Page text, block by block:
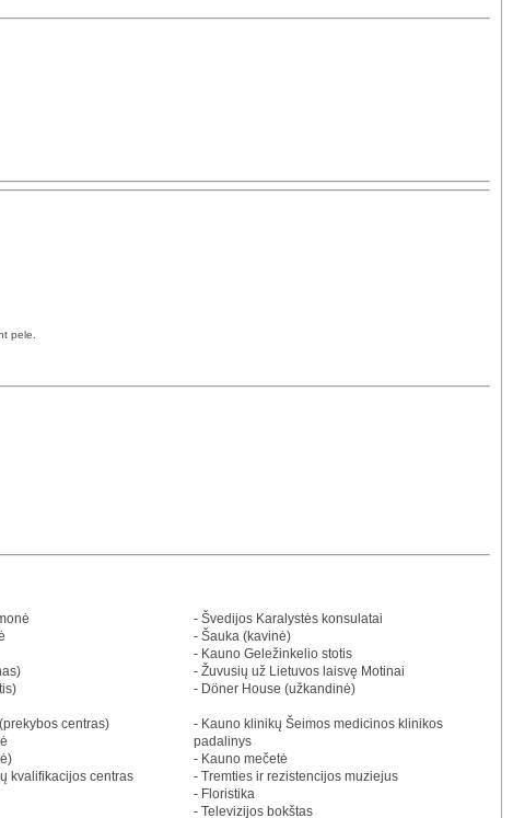
pele.
centras)
kvalifikacijos centras
- Švedijos Karalystės konsulatai
- Šauka (kavinė)
- Kauno Geležinkelio stotis
- Žuvusių už Lietuvos laisvę Motinai
- Döner House (užkandinė)
- Kauno klinikų Šeimos medicinos klinikos
padalinys
- Kauno mečetė
- Tremties ir rezistencijos muziejus
- Floristika
- Televizijos bokštas